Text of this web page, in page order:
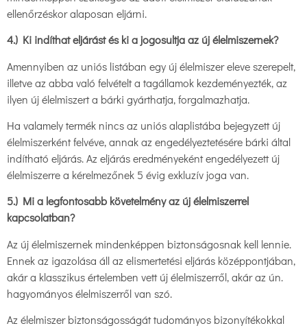
ellenőrzéskor alaposan eljárni.
4.) Ki indíthat eljárást és ki a jogosultja az új élelmiszernek?
Amennyiben az uniós listában egy új élelmiszer eleve szerepelt,
illetve az abba való felvételt a tagállamok kezdeményezték, az
ilyen új élelmiszert a bárki gyárthatja, forgalmazhatja.
Ha valamely termék nincs az uniós alaplistába bejegyzett új
élelmiszerként felvéve, annak az engedélyeztetésére bárki által
indítható eljárás. Az eljárás eredményeként engedélyezett új
élelmiszerre a kérelmezőnek 5 évig exkluzív joga van.
5.) Mi a legfontosabb követelmény az új élelmiszerrel
kapcsolatban?
Az új élelmiszernek mindenképpen biztonságosnak kell lennie.
Ennek az igazolása áll az elismertetési eljárás középpontjában,
akár a klasszikus értelemben vett új élelmiszerről, akár az ún.
hagyományos élelmiszerről van szó.
Az élelmiszer biztonságosságát tudományos bizonyítékokkal